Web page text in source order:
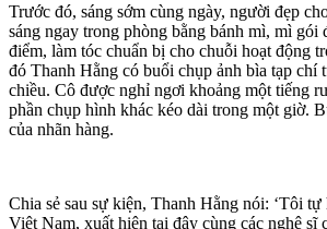
Trước đó, sáng sớm cùng ngày, người đẹp
sáng ngay trong phòng bằng bánh mì, mì gói
điểm, làm tóc chuẩn bị cho chuỗi hoạt động
đó Thanh Hằng có buổi chụp ảnh bìa tạp chí
chiều. Cô được nghỉ ngơi khoảng một tiếng
phần chụp hình khác kéo dài trong một giờ.
của nhãn hàng.
Chia sẻ sau sự kiện, Thanh Hằng nói: ‘Tôi
Việt Nam, xuất hiện tại đây cùng các nghệ sĩ